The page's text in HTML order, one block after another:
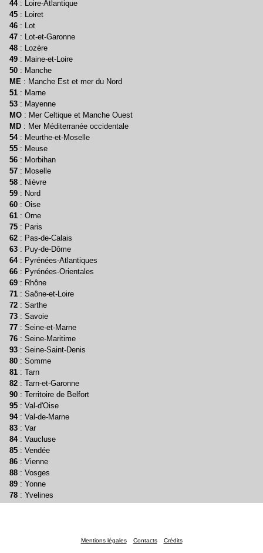
44: Loire-Atlantique
45 : Loiret
46 : Lot
47 : Lot-et-Garonne
48 : Lozère
49 : Maine-et-Loire
50 : Manche
ME : Manche Est et mer du Nord
51 : Marne
53 : Mayenne
MO : Mer Celtique et Manche Ouest
MD : Mer Méditerranée occidentale
54: Meurthe-et-Moselle
55 : Meuse
56 : Morbihan
57 : Moselle
58 : Nièvre
59 : Nord
60 : Oise
61 : Orne
75 : Paris
62 : Pas-de-Calais
63 : Puy-de-Dôme
64: Pyrénées-Atlantiques
66 : Pyrénées-Orientales
69 : Rhône
71 : Saône-et-Loire
72 : Sarthe
73 : Savoie
77 : Seine-et-Marne
76 : Seine-Maritime
93 : Seine-Saint-Denis
80 : Somme
81 : Tarn
82 : Tarn-et-Garonne
90 : Territoire de Belfort
95 : Val-d'Oise
94: Val-de-Marne
83 : Var
84: Vaucluse
85 : Vendée
86 : Vienne
88 : Vosges
89 : Yonne
78 : Yvelines
Mentions légales Contacts Crédits